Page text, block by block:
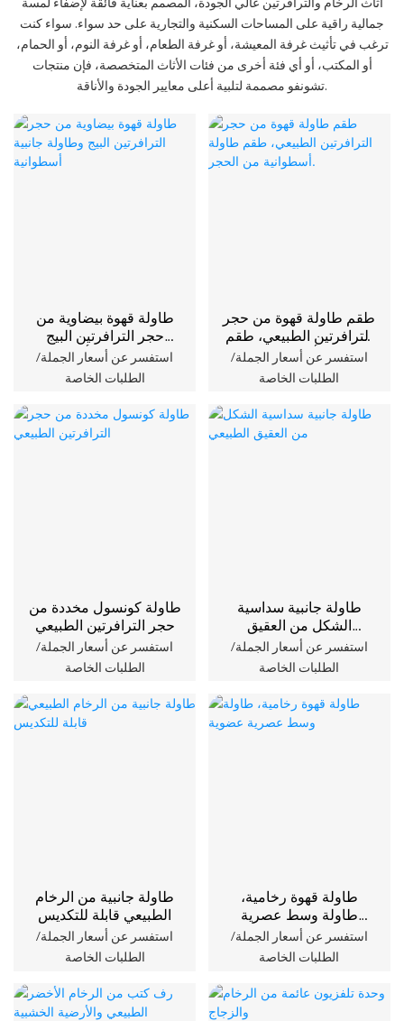
أثاث الرخام والترافرتين عالي الجودة، المصمم بعناية فائقة لإضفاء لمسة
جمالية راقية على المساحات السكنية والتجارية على حد سواء. سواء كنت
ترغب في تأثيث غرفة المعيشة، أو غرفة الطعام، أو غرفة النوم، أو الحمام،
أو المكتب، أو أي فئة أخرى من فئات الأثاث المتخصصة، فإن منتجات
تشونفو مصممة لتلبية أعلى معايير الجودة والأناقة.
طاولة قهوة بيضاوية من
حجر الترافرتين البيج
وطاولة جانبية أسطوانية
استفسر عن أسعار الجملة/
الطلبات الخاصة
طقم طاولة قهوة من حجر
الترافرتين الطبيعي، طقم
طاولة أسطوانية من
استفسر عن أسعار الجملة/
الطلبات الخاصة
طاولة كونسول مخددة من
حجر الترافرتين الطبيعي
استفسر عن أسعار الجملة/
الطلبات الخاصة
طاولة جانبية سداسية
الشكل من العقيق
الطبيعي
استفسر عن أسعار الجملة/
الطلبات الخاصة
طاولة جانبية من الرخام
الطبيعي قابلة للتكديس
استفسر عن أسعار الجملة/
الطلبات الخاصة
طاولة قهوة رخامية،
طاولة وسط عصرية
عضوية
استفسر عن أسعار الجملة/
الطلبات الخاصة